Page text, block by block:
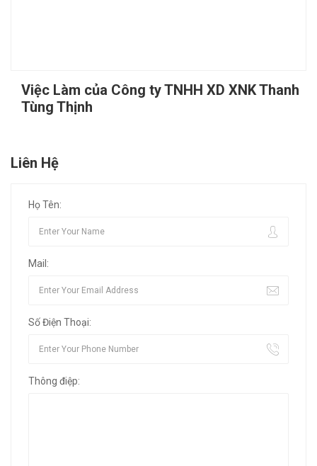
Việc Làm của Công ty TNHH XD XNK Thanh
Tùng Thịnh
Liên Hệ
Họ Tên:
Mail:
Số Điện Thoại:
Thông điệp: